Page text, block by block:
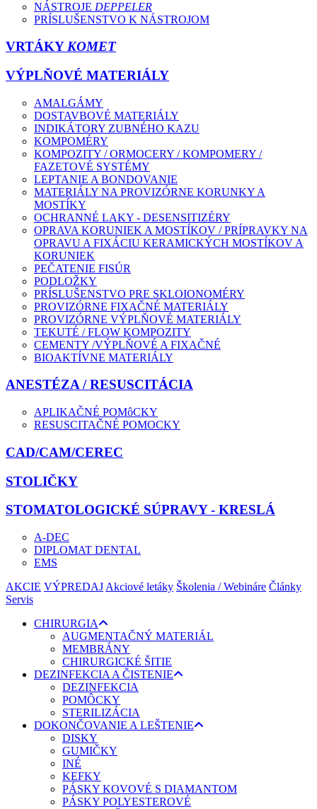
NÁSTROJE DEPPELER
PRÍSLUŠENSTVO K NÁSTROJOM
VRTÁKYKOMET
VÝPLŇOVÉ MATERIÁLY
AMALGÁMY
DOSTAVBOVÉ MATERIÁLY
INDIKÁTORY ZUBNÉHO KAZU
KOMPOMÉRY
KOMPOZITY / ORMOCERY / KOMPOMERY /
FAZETOVÉ SYSTÉMY
LEPTANIE A BONDOVANIE
MATERIÁLY NA PROVIZÓRNE KORUNKY A
MOSTÍKY
OCHRANNÉ LAKY - DESENSITIZÉRY
OPRAVA KORUNIEK A MOSTÍKOV / PRÍPRAVKY NA
OPRAVU A FIXÁCIU KERAMICKÝCH MOSTÍKOV A
KORUNIEK
PEČATENIE FISÚR
PODLOŽKY
PRÍSLUŠENSTVO PRE SKLOIONOMÉRY
PROVIZÓRNE FIXAČNÉ MATERIÁLY
PROVIZÓRNE VÝPLŇOVÉ MATERIÁLY
TEKUTÉ / FLOW KOMPOZITY
CEMENTY /VÝPLŇOVÉ A FIXAČNÉ
BIOAKTÍVNE MATERIÁLY
ANESTÉZA / RESUSCITÁCIA
APLIKAČNÉ POMôCKY
RESUSCITAČNÉ POMOCKY
CAD/CAM/CEREC
STOLIČKY
STOMATOLOGICKÉ SÚPRAVY - KRESLÁ
A-DEC
DIPLOMAT DENTAL
EMS
AKCIE VÝPREDAJ Akciové letáky Školenia / Webináre Články
Servis
CHIRURGIA
AUGMENTAČNÝ MATERIÁL
MEMBRÁNY
CHIRURGICKÉ ŠITIE
DEZINFEKCIA A ČISTENIE
DEZINFEKCIA
POMÔCKY
STERILIZÁCIA
DOKONČOVANIE A LEŠTENIE
DISKY
GUMIČKY
INÉ
KEFKY
PÁSKY KOVOVÉ S DIAMANTOM
PÁSKY POLYESTEROVÉ